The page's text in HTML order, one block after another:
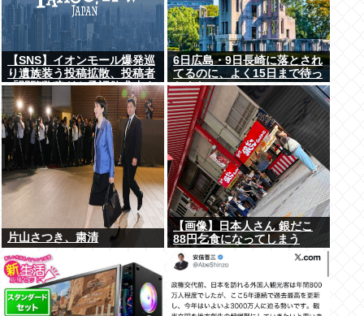
【SNS】イオンモール爆発巡
り遺族装う投稿拡散、投稿者
「閲覧数稼ぎや承認欲求止ま
らなくなった」
6日広島・9日長崎に落とされ
てるのに、よく15日まで待っ
たよな
片山さつき、粛清
【画像】日本人さん 銀だこ
88円乞食になってしまう